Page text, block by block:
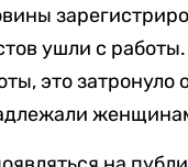
ушли с
это затронуло